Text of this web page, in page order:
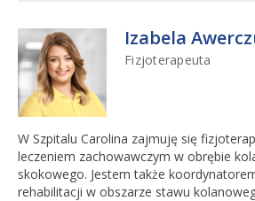
Izabela
Fizjoterapeuta
W Szpitalu Carolina zajmuję się
leczeniem zachowawczym w obrębie
skokowego. Jestem także
rehabilitacji w obszarze stawu